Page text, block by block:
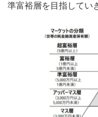
準富裕層を目指してい